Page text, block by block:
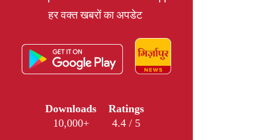
हर वक्त खबरों का अपडेट
Downloads
10,000+
Ratings
4.4 / 5